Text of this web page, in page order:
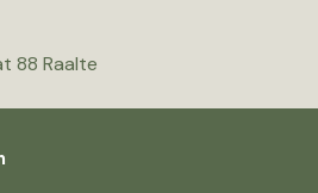
88 Raalte